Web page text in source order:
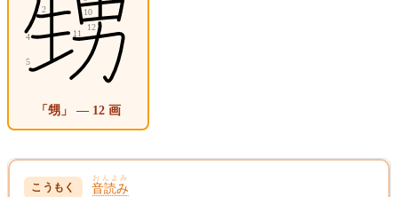
「甥」 — 12 画
音読み
おんよみ